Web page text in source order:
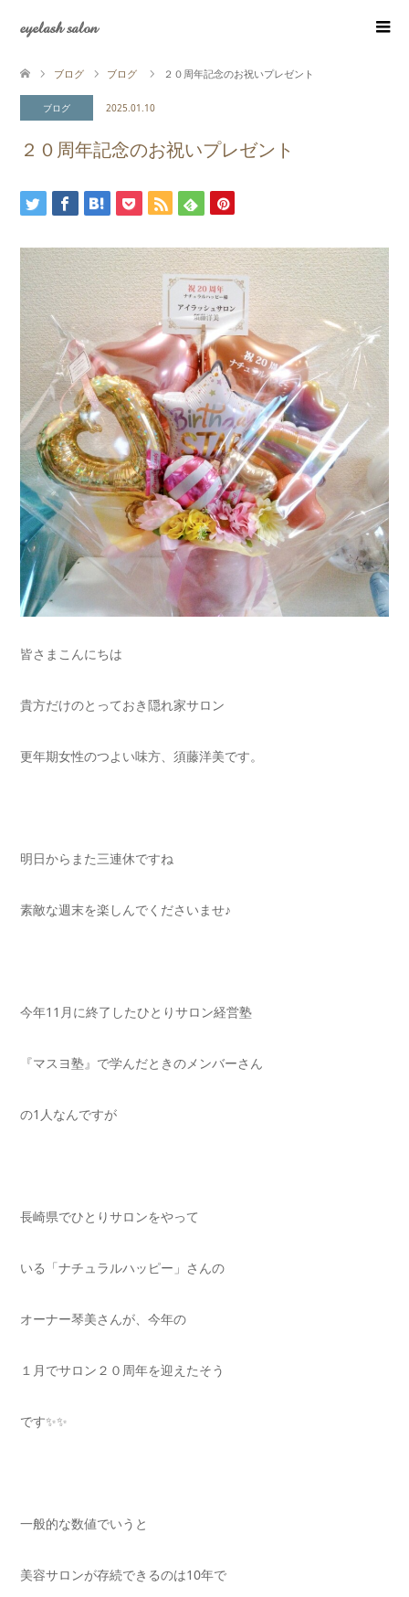
eyelash salon
ブログ ブログ ２０周年記念のお祝いプレゼント
ブログ 2025.01.10
２０周年記念のお祝いプレゼント
皆さまこんにちは
貴方だけのとっておき隠れ家サロン
更年期女性のつよい味方、須藤洋美です。
明日からまた三連休ですね
素敵な週末を楽しんでくださいませ♪
今年11月に終了したひとりサロン経営塾
『マスヨ塾』で学んだときのメンバーさん
の1人なんですが
長崎県でひとりサロンをやって
いる「ナチュラルハッピー」さんの
オーナー琴美さんが、今年の
１月でサロン２０周年を迎えたそう
です✨✨
一般的な数値でいうと
美容サロンが存続できるのは10年で